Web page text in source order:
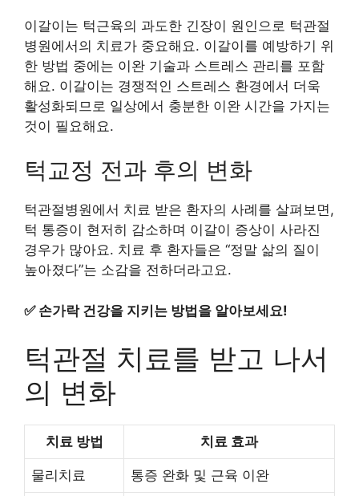
이갈이는 턱근육의 과도한 긴장이 원인으로 턱관절
병원에서의 치료가 중요해요. 이갈이를 예방하기 위
한 방법 중에는 이완 기술과 스트레스 관리를 포함
해요. 이갈이는 경쟁적인 스트레스 환경에서 더욱
활성화되므로 일상에서 충분한 이완 시간을 가지는
것이 필요해요.
턱교정 전과 후의 변화
턱관절병원에서 치료 받은 환자의 사례를 살펴보면,
턱 통증이 현저히 감소하며 이갈이 증상이 사라진
경우가 많아요. 치료 후 환자들은 “정말 삶의 질이
높아졌다”는 소감을 전하더라고요.
✅ 손가락 건강을 지키는 방법을 알아보세요!
턱관절 치료를 받고 나서
의 변화
치료 방법 치료 효과
물리치료 통증 완화 및 근육 이완